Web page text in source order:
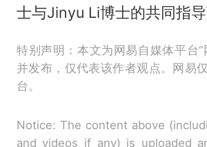
士与Jinyu Li博士的共同指导
特别声明：本文为网易自媒体平台“
并发布，仅代表该作者观点。网易
台。
Notice: The content above
and videos if any) is uploaded